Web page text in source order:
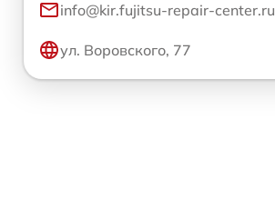
info@kir.fujitsu-repair-center.ru
ул. Воровского, 77